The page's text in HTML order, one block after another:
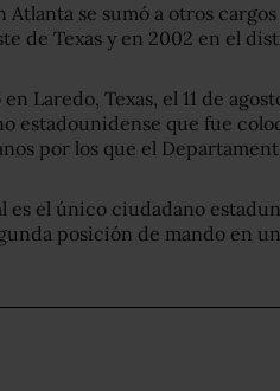
Atlanta se sumó a otros
de Texas y en 2002 en el
Laredo, Texas, el 11 de
estadounidense que fue
por los que el
es el único ciudadano
posición de mando en